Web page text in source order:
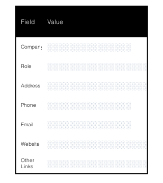
Field Value
Company ░░░░░░░░░░░░░░░
Role
Address
Phone ░░░░░░░░░░░░░░░
Email ░░░░░░░░░░░░░░░
Website
Other
Links